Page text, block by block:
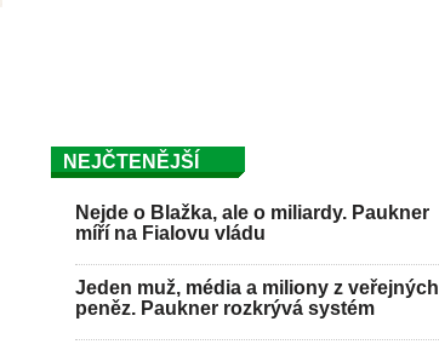
NEJČTENĚJŠÍ
Nejde o Blažka, ale o miliardy. Paukner
míří na Fialovu vládu
Jeden muž, média a miliony z veřejných
peněz. Paukner rozkrývá systém